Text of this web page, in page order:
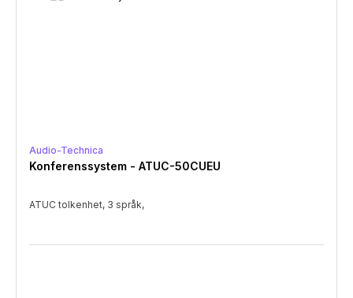
Audio-Technica
Konferenssystem - ATUC-50CUEU
ATUC tolkenhet, 3 språk,